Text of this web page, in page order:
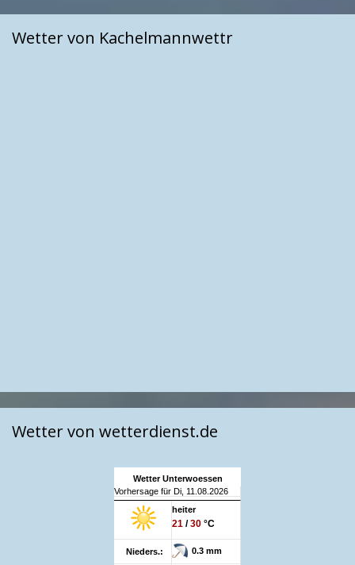
Wetter von Kachelmannwettr
Wetter von wetterdienst.de
Wetter Unterwoessen
Vorhersage für Di, 11.08.2026
heiter
21 /30 °C
Nieders.: 0.3 mm